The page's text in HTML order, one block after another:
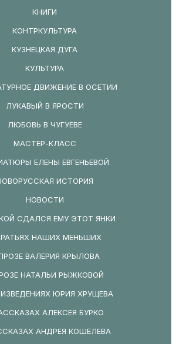
КНИГИ
КОНТРКУЛЬТУРА
КУЗНЕЦКАЯ ДУГА
КУЛЬТУРА
ДВИЖЕНИЕ В ОСЕТИИ
ЛУКАВЫЙ В ЯРОСТИ
ЛЮБОВЬ В ЧУГУЕВЕ
МАСТЕР-КЛАСС
ЕЛЕНЫ ЕВГЕНЬЕВОЙ
ИСТОРИЯ
НОВОСТИ
СДАЛСЯ ЕМУ ЭТОТ ЯНКИ
НАШИХ МЕНЬШИХ
ВАЛЕРИЯ КРЫЛОВА
НАТАЛЬИ РЫЖКОВОЙ
ЮРИЯ ХРУЩЕВА
АЛЕКСЕЯ БУРКО
АНДРЕЯ КОШЕЛЕВА